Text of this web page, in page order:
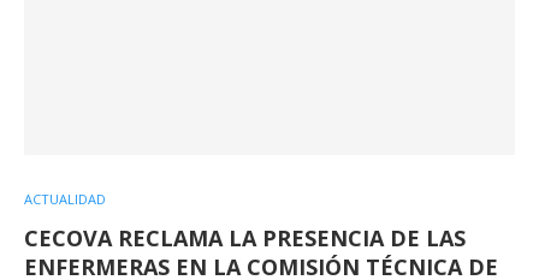
ACTUALIDAD
CECOVA RECLAMA LA PRESENCIA DE LAS
ENFERMERAS EN LA COMISIÓN TÉCNICA DE